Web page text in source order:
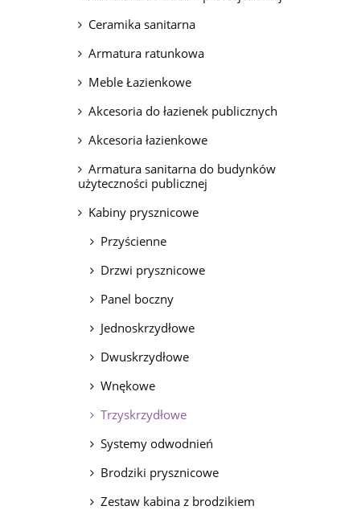
Ceramika sanitarna
Armatura ratunkowa
Meble Łazienkowe
Akcesoria do łazienek publicznych
Akcesoria łazienkowe
Armatura sanitarna do budynków
użyteczności publicznej
Kabiny prysznicowe
Przyścienne
Drzwi prysznicowe
Panel boczny
Jednoskrzydłowe
Dwuskrzydłowe
Wnękowe
Trzyskrzydłowe
Systemy odwodnień
Brodziki prysznicowe
Zestaw kabina z brodzikiem